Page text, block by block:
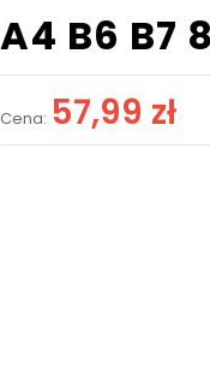
A4 B6 B7
Cena: 57,99 zł